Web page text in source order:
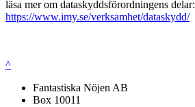
läsa mer om dataskyddsförordningens delar:
https://www.imy.se/verksamhet/dataskydd/
^
Fantastiska Nöjen AB
Box 10011